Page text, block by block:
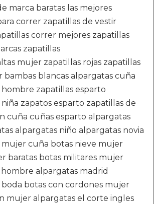
marca baratas las mejores
correr zapatillas de vestir
correr mejores zapatillas
zapatillas
mujer zapatillas rojas zapatillas
bambas blancas alpargatas cuña
zapatillas esparto
zapatos esparto zapatillas de
cuña cuñas esparto alpargatas
alpargatas niño alpargatas novia
mujer cuña botas nieve mujer
baratas botas militares mujer
hombre alpargatas madrid
botas con cordones mujer
mujer alpargatas el corte ingles